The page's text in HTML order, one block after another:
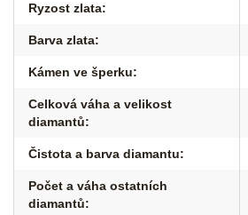
Ryzost zlata:
Barva zlata:
Kámen ve šperku:
Celková váha a velikost
diamantů:
Čistota a barva diamantu:
Počet a váha ostatních
diamantů: